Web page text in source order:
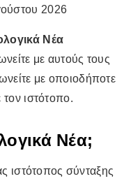
2026
Νέα
με αυτούς τους
με οποιοδήποτε
τον ιστότοπο.
Νέα;
ιστότοπος σύνταξης